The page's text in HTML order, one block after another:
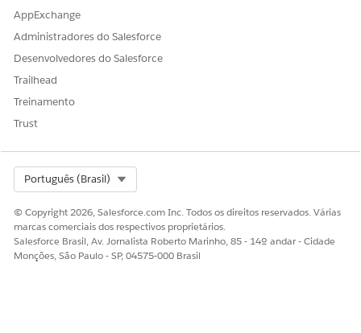
AppExchange
Administradores do Salesforce
Desenvolvedores do Salesforce
Trailhead
Treinamento
Trust
Português (Brasil)
© Copyright 2026, Salesforce.com Inc. Todos os direitos reservados. Várias
marcas comerciais dos respectivos proprietários.
Salesforce Brasil, Av. Jornalista Roberto Marinho, 85 - 14º andar - Cidade
Monções, São Paulo - SP, 04575-000 Brasil